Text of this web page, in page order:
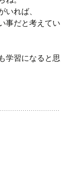
れば、
事だと考えてい
学習になると思